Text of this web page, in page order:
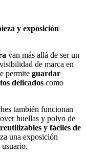
y exposición
van más allá de ser un
de marca en
permite guardar
delicados como
también funcionan
huellas y polvo de
y fáciles de
una exposición